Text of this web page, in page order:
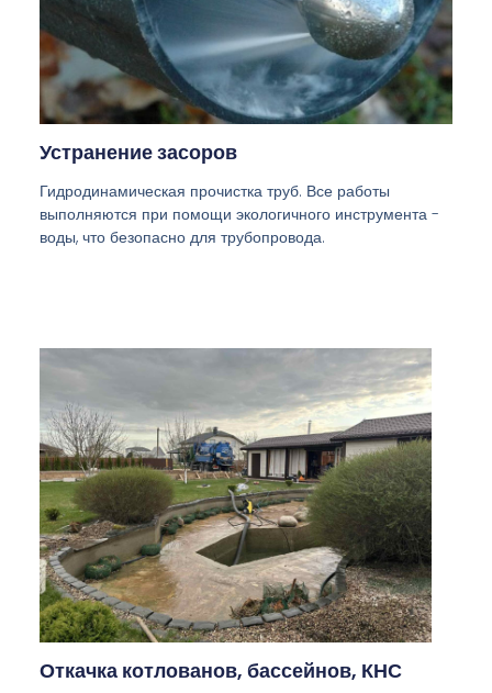
Устранение засоров
Гидродинамическая прочистка труб. Все работы
выполняются при помощи экологичного инструмента -
воды, что безопасно для трубопровода.
Откачка котлованов, бассейнов, КНС